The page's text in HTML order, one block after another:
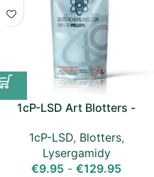
1cP-LSD Art Blotters -
1cP-LSD, Blotters,
Lysergamidy
€9.95 - €129.95